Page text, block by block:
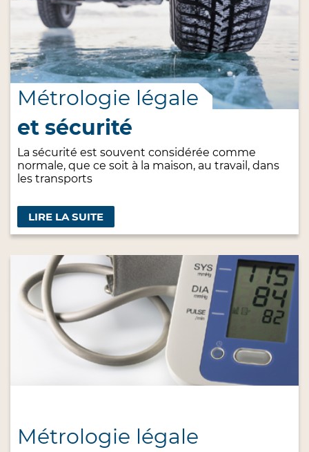
Métrologie légale
et sécurité
La sécurité est souvent considérée comme
normale, que ce soit à la maison, au travail, dans
les transports
LIRE LA SUITE
Métrologie légale